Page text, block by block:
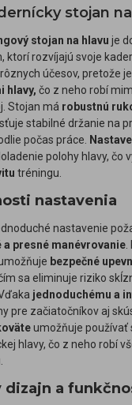
stojan
stojan na hlavu je
ktorí rozvíjajú svoje
rôznych účesov, pretože je
hlavy, čo z neho robí
Stojan má robustnú
stabilné držanie na
počas práce.
polohy hlavy, čo
tréningu.
nastavenia
nastavenie
a presné manévrovanie
bezpečné
sa eliminuje riziko
jednoduchému a
pre začiatočníkov aj
umožňuje používať
hlavy, čo z neho robí
dizajn a